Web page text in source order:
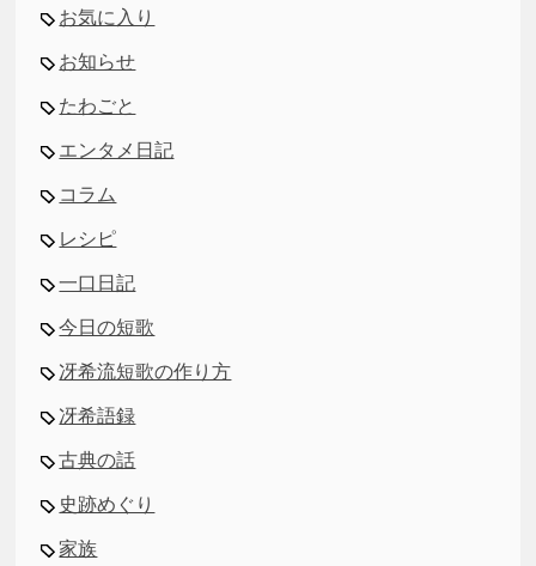
お気に入り
お知らせ
たわごと
エンタメ日記
コラム
レシピ
一口日記
今日の短歌
冴希流短歌の作り方
冴希語録
古典の話
史跡めぐり
家族